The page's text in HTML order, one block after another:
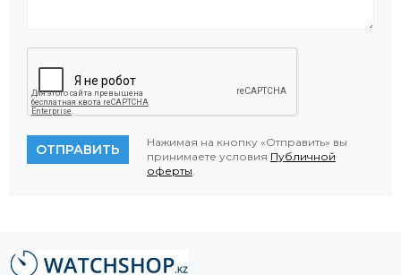
ОТПРАВИТЬ
Нажимая на кнопку «Отправить» вы
принимаете условия Публичной
оферты